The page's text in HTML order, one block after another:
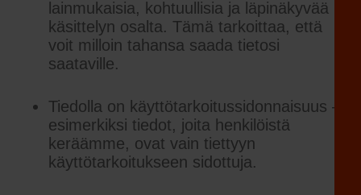
lainmukaisia, kohtuullisia ja läpinäkyvää
käsittelyn osalta. Tämä tarkoittaa, että
voit milloin tahansa saada tietosi
saataville.
Tiedolla on käyttötarkoitussidonnaisuus –
esimerkiksi tiedot, joita henkilöistä
keräämme, ovat vain tiettyyn
käyttötarkoitukseen sidottuja.